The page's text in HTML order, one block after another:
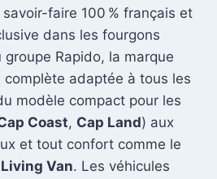
faire 100 % français et
dans les fourgons
Rapido, la marque
complète adaptée à tous les
modèle compact pour les
Coast, Cap Land) aux
et tout confort comme le
Living Van. Les véhicules